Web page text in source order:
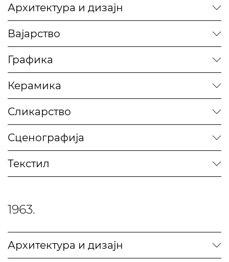
Архитектура и дизајн
Вајарство
Графика
Керамика
Сликарство
Сценографија
Текстил
1963.
Архитектура и дизајн